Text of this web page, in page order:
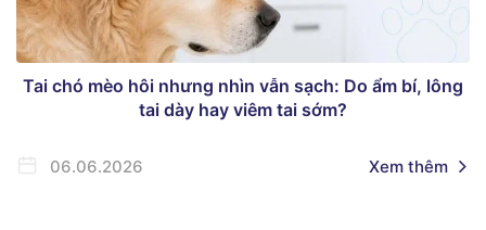
Tai chó mèo hôi nhưng nhìn vẫn sạch: Do ẩm bí, lông
tai dày hay viêm tai sớm?
06.06.2026 Xem thêm